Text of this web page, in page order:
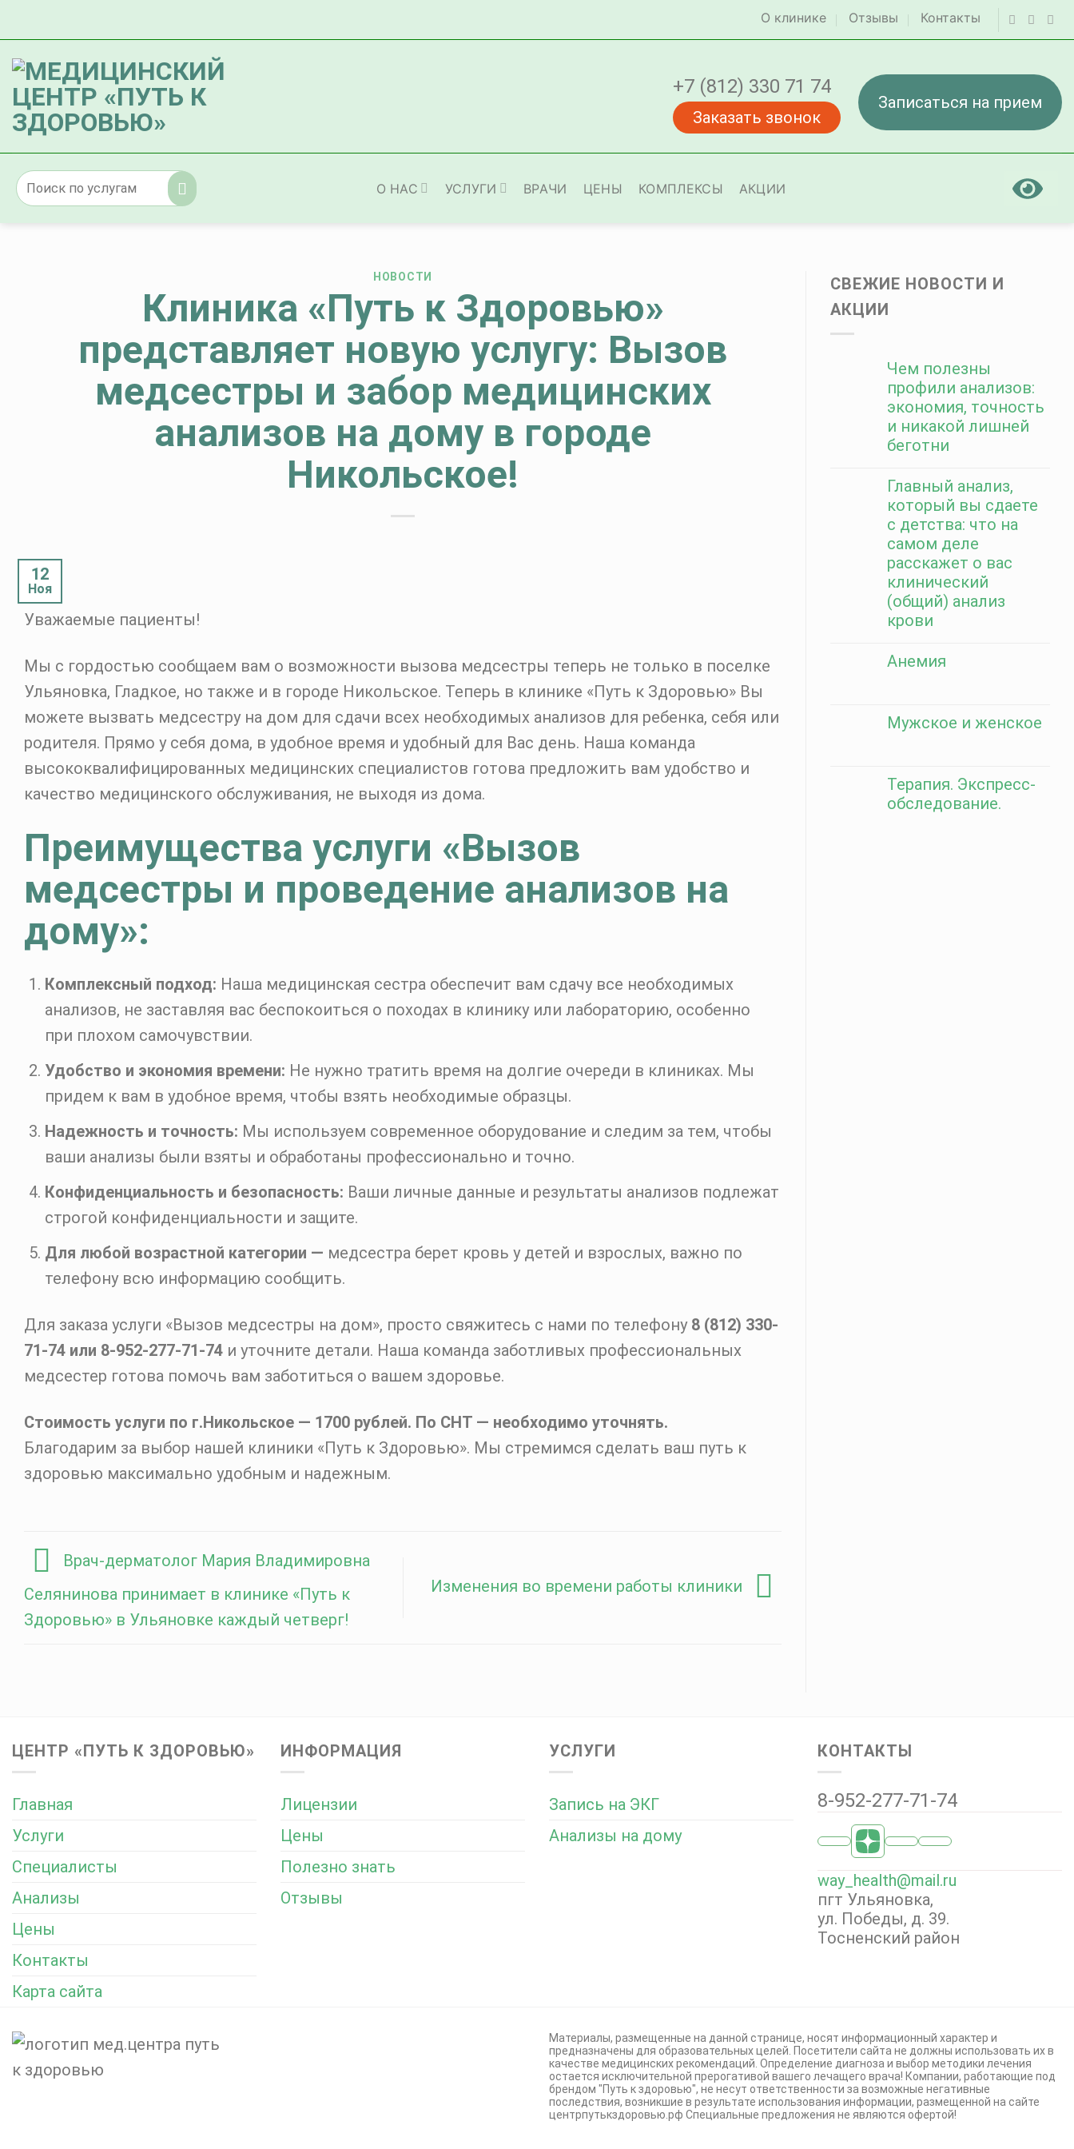
to
content
О клинике Отзывы Контакты
+7 (812) 330 71 74
Заказать звонок
Записаться на прием
О НАС УСЛУГИ ВРАЧИ ЦЕНЫ КОМПЛЕКСЫ АКЦИИ
НОВОСТИ
Клиника «Путь к Здоровью»
представляет новую услугу: Вызов
медсестры и забор медицинских
анализов на дому в городе
Никольское!
12
Ноя
Уважаемые пациенты!
Мы с гордостью сообщаем вам о возможности вызова медсестры теперь не только в поселке
Ульяновка, Гладкое, но также и в городе Никольское. Теперь в клинике «Путь к Здоровью» Вы
можете вызвать медсестру на дом для сдачи всех необходимых анализов для ребенка, себя или
родителя. Прямо у себя дома, в удобное время и удобный для Вас день. Наша команда
высококвалифицированных медицинских специалистов готова предложить вам удобство и
качество медицинского обслуживания, не выходя из дома.
Преимущества услуги «Вызов
медсестры и проведение анализов на
дому»:
Комплексный подход: Наша медицинская сестра обеспечит вам сдачу все необходимых
анализов, не заставляя вас беспокоиться о походах в клинику или лабораторию, особенно
при плохом самочувствии.
Удобство и экономия времени: Не нужно тратить время на долгие очереди в клиниках. Мы
придем к вам в удобное время, чтобы взять необходимые образцы.
Надежность и точность: Мы используем современное оборудование и следим за тем, чтобы
ваши анализы были взяты и обработаны профессионально и точно.
Конфиденциальность и безопасность: Ваши личные данные и результаты анализов подлежат
строгой конфиденциальности и защите.
Для любой возрастной категории — медсестра берет кровь у детей и взрослых, важно по
телефону всю информацию сообщить.
Для заказа услуги «Вызов медсестры на дом», просто свяжитесь с нами по телефону 8 (812) 330-
71-74 или 8-952-277-71-74 и уточните детали. Наша команда заботливых профессиональных
медсестер готова помочь вам заботиться о вашем здоровье.
Стоимость услуги по г.Никольское — 1700 рублей. По СНТ — необходимо уточнять.
Благодарим за выбор нашей клиники «Путь к Здоровью». Мы стремимся сделать ваш путь к
здоровью максимально удобным и надежным.
Врач-дерматолог Мария Владимировна
Селянинова принимает в клинике «Путь к
Здоровью» в Ульяновке каждый четверг!
Изменения во времени работы клиники
СВЕЖИЕ НОВОСТИ И
АКЦИИ
Чем полезны
профили анализов:
экономия, точность
и никакой лишней
беготни
Главный анализ,
который вы сдаете
с детства: что на
самом деле
расскажет о вас
клинический
(общий) анализ
крови
Анемия
Мужское и женское
Терапия. Экспресс-
обследование.
ЦЕНТР «ПУТЬ К ЗДОРОВЬЮ»
Главная
Услуги
Специалисты
Анализы
Цены
Контакты
Карта сайта
ИНФОРМАЦИЯ
Лицензии
Цены
Полезно знать
Отзывы
УСЛУГИ
Запись на ЭКГ
Анализы на дому
КОНТАКТЫ
8-952-277-71-74
way_health@mail.ru
пгт Ульяновка,
ул. Победы, д. 39.
Тосненский район
Материалы, размещенные на данной странице, носят информационный характер и
предназначены для образовательных целей. Посетители сайта не должны использовать их в
качестве медицинских рекомендаций. Определение диагноза и выбор методики лечения
остается исключительной прерогативой вашего лечащего врача! Компании, работающие под
брендом "Путь к здоровью", не несут ответственности за возможные негативные
последствия, возникшие в результате использования информации, размещенной на сайте
центрпутькздоровью.рф Специальные предложения не являются офертой!